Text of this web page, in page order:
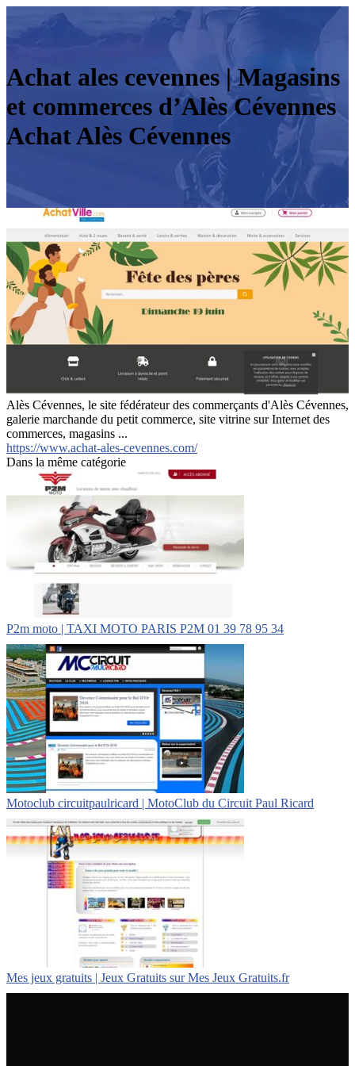
Achat ales cevennes | Magasins
et commerces d’Alès Cévennes
Achat Alès Cévennes
Alès Cévennes, le site fédérateur des commerçants d'Alès Cévennes,
galerie marchande du petit commerce, site vitrine sur Internet des
commerces, magasins ...
https://www.achat-ales-cevennes.com/
Dans la même catégorie
P2m moto | TAXI MOTO PARIS P2M 01 39 78 95 34
Motoclub cir­cuitpaul­ri­card | MotoClub du Circuit Paul Ricard
Mes jeux gratuits | Jeux Gratuits sur Mes Jeux Gratuits.fr